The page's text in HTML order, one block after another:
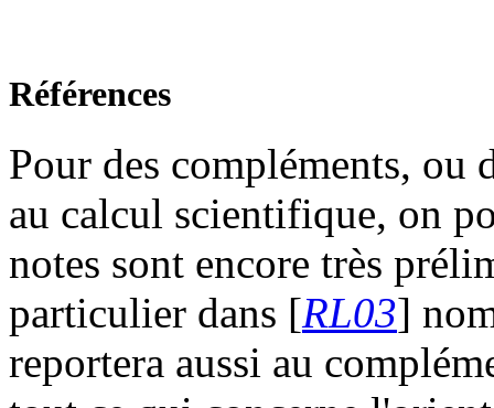
Références
Pour des compléments, ou
au calcul scientifique, on
notes sont encore très
particulier dans [RL03]
reportera aussi au